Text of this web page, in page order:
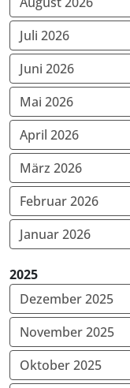
Juli 2026
Juni 2026
Mai 2026
April 2026
März 2026
Februar 2026
Januar 2026
2025
Dezember 2025
November 2025
Oktober 2025